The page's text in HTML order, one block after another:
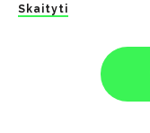
Skaityti